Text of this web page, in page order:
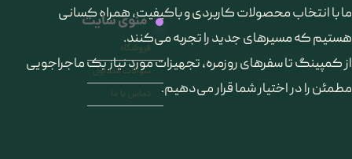
ما با انتخاب محصولات کاربردی و باکیفیت، همراه کسانی
هستیم که مسیرهای جدید را تجربه می‌کنند.
از کمپینگ تا سفرهای روزمره، تجهیزات مورد نیاز یک ماجراجویی
مطمئن را در اختیار شما قرار می‌دهیم.
منوی سایت
فروشگاه
سوالات متداول
تماس با ما